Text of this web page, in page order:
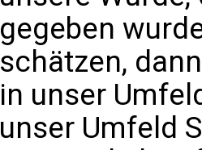
gegeben
schätzen,
in unser
unser Umfeld